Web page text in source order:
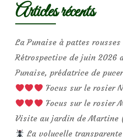
Articles récents
La Punaise à pattes
Rétrospective de juin 2026
Punaise, prédatrice de
Focus sur le rosier
Focus sur le rosier
Visite au jardin de
La volucelle transparente